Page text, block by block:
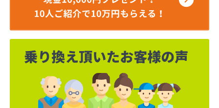
株式会社タキガワ
株式会社ツバメ商会
株式会社フジイエネルギー
株式会社ホームエネルギー南九州
株式会社ホームエネルギー南九州
株式会社ミスミ 八代支店
株式会社ミスミ 八代事業所
株式会社ライフサポート九州 LPガス課
株式会社丸仙商会